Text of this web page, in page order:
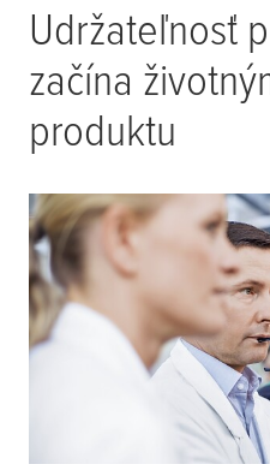
Udržateľnosť
začína
produktu